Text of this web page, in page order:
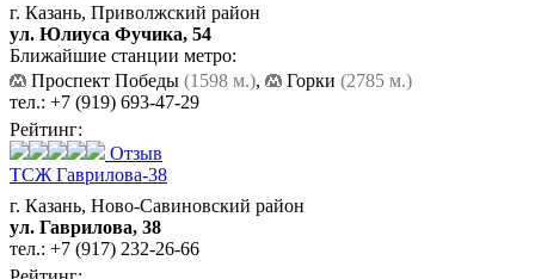
г. Казань, Приволжский район
ул. Юлиуса Фучика, 54
Ближайшие станции метро:
Проспект Победы (1598 м.), Горки (2785 м.)
тел.: +7 (919) 693-47-29
Рейтинг:
Отзыв
ТСЖ Гаврилова-38
г. Казань, Ново-Савиновский район
ул. Гаврилова, 38
тел.: +7 (917) 232-26-66